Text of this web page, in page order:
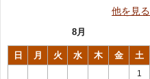
他を見る
8月
日 月 火 水 木 金 土
1